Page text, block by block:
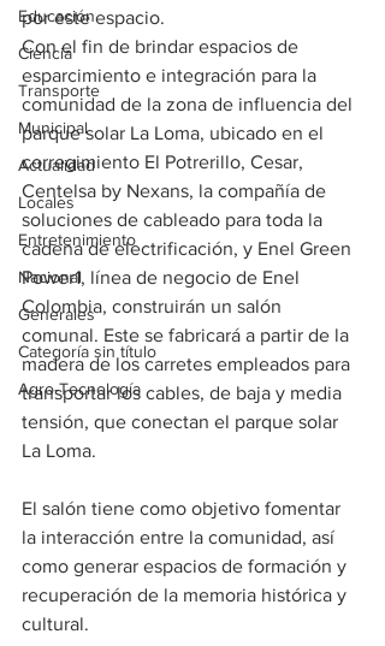
Educación
Ciencia
Transporte
Municipal
Actualidad
Locales
Entretenimiento
Nacional
Generales
Categoría sin título
Agro-Tecnología
por este espacio.
Con el fin de brindar espacios de
esparcimiento e integración para la
comunidad de la zona de influencia del
parque solar La Loma, ubicado en el
corregimiento El Potrerillo, Cesar,
Centelsa by Nexans, la compañía de
soluciones de cableado para toda la
cadena de electrificación, y Enel Green
Power1, línea de negocio de Enel
Colombia, construirán un salón
comunal. Este se fabricará a partir de la
madera de los carretes empleados para
transportar los cables, de baja y media
tensión, que conectan el parque solar
La Loma.
El salón tiene como objetivo fomentar
la interacción entre la comunidad, así
como generar espacios de formación y
recuperación de la memoria histórica y
cultural.